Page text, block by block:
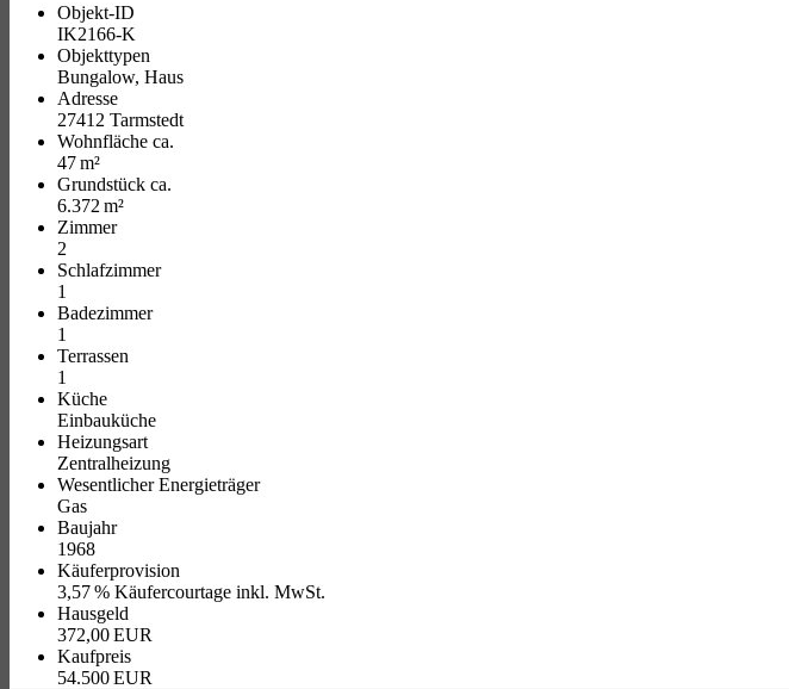
Objekt-ID
IK2166-K
Objekttypen
Bungalow, Haus
Adresse
27412 Tarmstedt
Wohnfläche ca.
47 m²
Grund­stück ca.
6.372 m²
Zimmer
2
Schlafzimmer
1
Badezimmer
1
Terrassen
1
Küche
Einbauküche
Heizungsart
Zentralheizung
Wesentlicher Energieträger
Gas
Baujahr
1968
Käufer­provision
3,57 % Käufercourtage inkl. MwSt.
Hausgeld
372,00 EUR
Kaufpreis
54.500 EUR